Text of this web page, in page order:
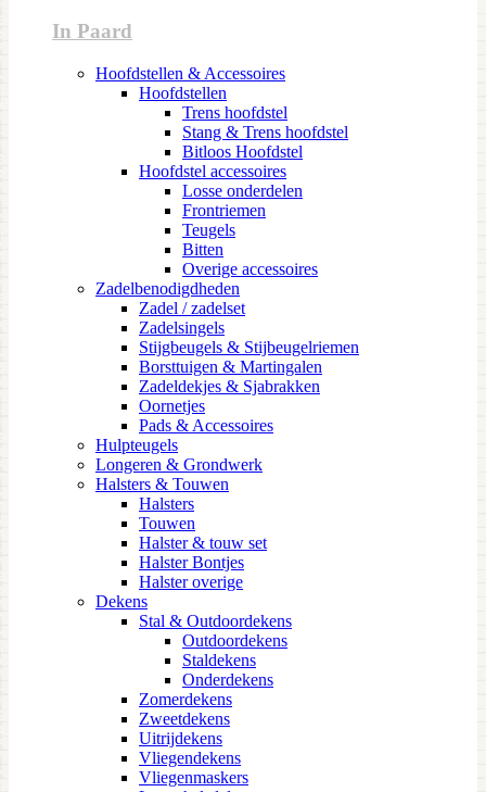
In Paard
Hoofdstellen & Accessoires
Hoofdstellen
Trens hoofdstel
Stang & Trens hoofdstel
Bitloos Hoofdstel
Hoofdstel accessoires
Losse onderdelen
Frontriemen
Teugels
Bitten
Overige accessoires
Zadelbenodigdheden
Zadel / zadelset
Zadelsingels
Stijgbeugels & Stijbeugelriemen
Borsttuigen & Martingalen
Zadeldekjes & Sjabrakken
Oornetjes
Pads & Accessoires
Hulpteugels
Longeren & Grondwerk
Halsters & Touwen
Halsters
Touwen
Halster & touw set
Halster Bontjes
Halster overige
Dekens
Stal & Outdoordekens
Outdoordekens
Staldekens
Onderdekens
Zomerdekens
Zweetdekens
Uitrijdekens
Vliegendekens
Vliegenmaskers